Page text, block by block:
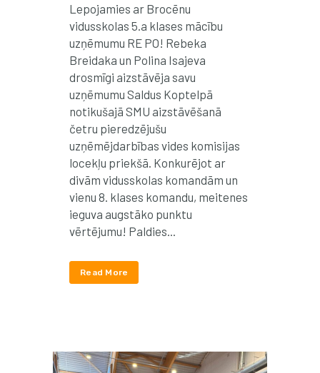
Lepojamies ar Brocēnu
vidusskolas 5.a klases mācību
uzņēmumu RE PO! Rebeka
Breidaka un Polina Isajeva
drosmīgi aizstāvēja savu
uzņēmumu Saldus Koptelpā
notikušajā SMU aizstāvēšanā
četru pieredzējušu
uzņēmējdarbības vides komisijas
locekļu priekšā. Konkurējot ar
divām vidusskolas komandām un
vienu 8. klases komandu, meitenes
ieguva augstāko punktu
vērtējumu! Paldies...
Read More